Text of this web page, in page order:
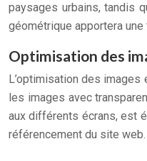
paysages urbains, tandis
géométrique apportera
Optimisation des
L’optimisation des
les images avec
aux différents écrans, est
référencement du site